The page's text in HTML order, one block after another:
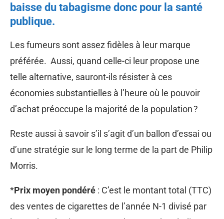
baisse du tabagisme donc pour la santé
publique.
Les fumeurs sont assez fidèles à leur marque
préférée. Aussi, quand celle-ci leur propose une
telle alternative, sauront-ils résister à ces
économies substantielles à l’heure où le pouvoir
d’achat préoccupe la majorité de la population ?
Reste aussi à savoir s’il s’agit d’un ballon d’essai ou
d’une stratégie sur le long terme de la part de Philip
Morris.
*Prix moyen pondéré : C’est le montant total (TTC)
des ventes de cigarettes de l’année N-1 divisé par